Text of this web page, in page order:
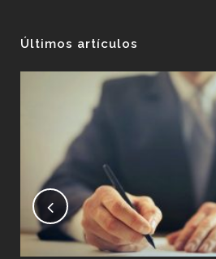
Últimos artículos